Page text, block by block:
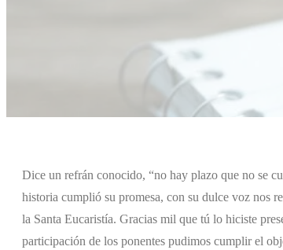
Dice un refrán conocido, “no hay plazo que no se
historia cumplió su promesa, con su dulce voz nos
la Santa Eucaristía. Gracias mil que tú lo hiciste
participación de los ponentes pudimos cumplir el